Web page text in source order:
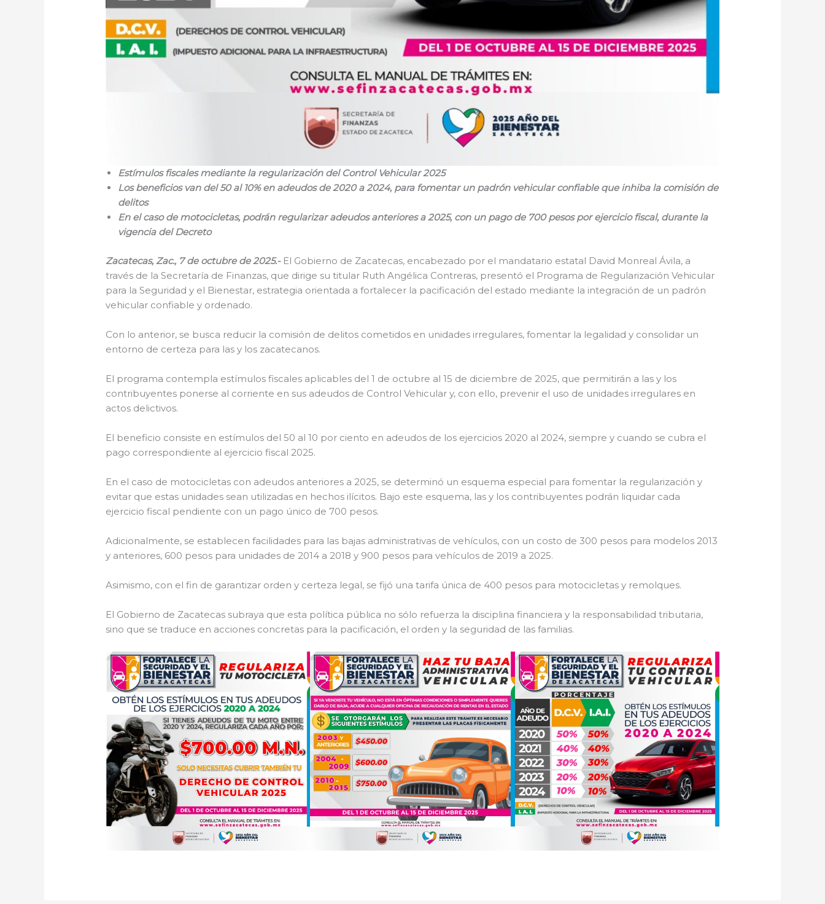
Estímulos fiscales mediante la regularización del Control Vehicular 2025
Los beneficios van del 50 al 10% en adeudos de 2020 a 2024, para fomentar un padrón vehicular confiable que inhiba la comisión de
delitos
En el caso de motocicletas, podrán regularizar adeudos anteriores a 2025, con un pago de 700 pesos por ejercicio fiscal, durante la
vigencia del Decreto
Zacatecas, Zac., 7 de octubre de 2025.-El Gobierno de Zacatecas, encabezado por el mandatario estatal David Monreal Ávila, a
través de la Secretaría de Finanzas, que dirige su titular Ruth Angélica Contreras, presentó el Programa de Regularización Vehicular
para la Seguridad y el Bienestar, estrategia orientada a fortalecer la pacificación del estado mediante la integración de un padrón
vehicular confiable y ordenado.
Con lo anterior, se busca reducir la comisión de delitos cometidos en unidades irregulares, fomentar la legalidad y consolidar un
entorno de certeza para las y los zacatecanos.
El programa contempla estímulos fiscales aplicables del 1 de octubre al 15 de diciembre de 2025, que permitirán a las y los
contribuyentes ponerse al corriente en sus adeudos de Control Vehicular y, con ello, prevenir el uso de unidades irregulares en
actos delictivos.
El beneficio consiste en estímulos del 50 al 10 por ciento en adeudos de los ejercicios 2020 al 2024, siempre y cuando se cubra el
pago correspondiente al ejercicio fiscal 2025.
En el caso de motocicletas con adeudos anteriores a 2025, se determinó un esquema especial para fomentar la regularización y
evitar que estas unidades sean utilizadas en hechos ilícitos. Bajo este esquema, las y los contribuyentes podrán liquidar cada
ejercicio fiscal pendiente con un pago único de 700 pesos.
Adicionalmente, se establecen facilidades para las bajas administrativas de vehículos, con un costo de 300 pesos para modelos 2013
y anteriores, 600 pesos para unidades de 2014 a 2018 y 900 pesos para vehículos de 2019 a 2025.
Asimismo, con el fin de garantizar orden y certeza legal, se fijó una tarifa única de 400 pesos para motocicletas y remolques.
El Gobierno de Zacatecas subraya que esta política pública no sólo refuerza la disciplina financiera y la responsabilidad tributaria,
sino que se traduce en acciones concretas para la pacificación, el orden y la seguridad de las familias.